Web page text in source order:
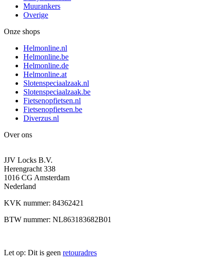
Muurankers
Overige
Onze shops
Helmonline.nl
Helmonline.be
Helmonline.de
Helmonline.at
Slotenspeciaalzaak.nl
Slotenspeciaalzaak.be
Fietsenopfietsen.nl
Fietsenopfietsen.be
Diverzus.nl
Over ons
JJV Locks B.V.
Herengracht 338
1016 CG Amsterdam
Nederland
KVK nummer: 84362421
BTW nummer: NL863183682B01
Let op: Dit is geen retouradres